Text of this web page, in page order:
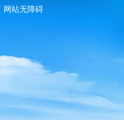
网站无障碍